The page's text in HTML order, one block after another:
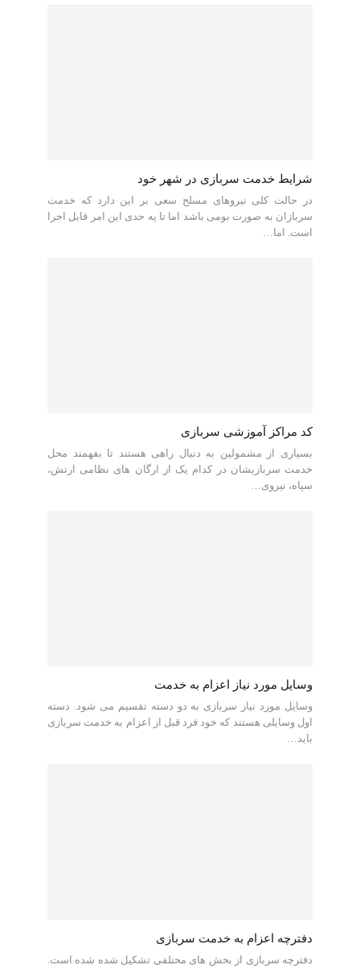
شرایط خدمت سربازی در شهر خود
در حالت کلی نیروهای مسلح سعی بر این دارد که خدمت
سربازان به صورت بومی باشد اما تا یه حدی این امر قابل اجرا
است. اما…
کد مراکز آموزشی سربازی
بسیاری از مشمولین به دنبال راهی هستند تا بفهمند محل
خدمت سربازیشان در کدام یک از ارگان های نظامی ارتش،
سپاه، نیروی…
وسایل مورد نیاز اعزام به خدمت
وسایل مورد نیاز سربازی به دو دسته تقسیم می شود. دسته
اول وسایلی هستند که خود فرد قبل از اعزام به خدمت سربازی
باید…
دفترچه اعزام به خدمت سربازی
دفترچه سربازی از بخش های مختلفی تشکیل شده شده است.